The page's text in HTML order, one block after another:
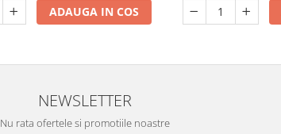
ADAUGA IN COS
NEWSLETTER
Nu rata ofertele si promotiile noastre